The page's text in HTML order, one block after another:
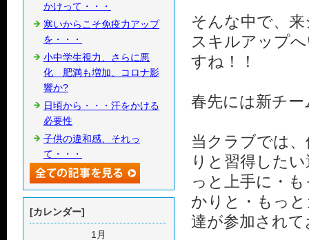
そんな中で、
スキルアップ
すね！！
春先には新チ
当クラブでは
りと習得した
っと上手に・
かりと・もっ
達が参加され
かけって・・・
寒いからこそ免疫力アップ
を・・・
小中学生視力、さらに悪
化 肥満も増加、コロナ影
響か?
日頃から・・・汗をかける
必要性
子供の違和感、それっ
て・・・
[カレンダー]
1月